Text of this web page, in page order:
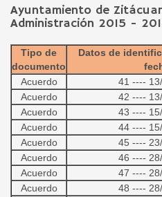
Ayuntamiento de
Administración 2015 -
Tipo de
documento
Datos de
Acuerdo
41 ----
Acuerdo
42 ----
Acuerdo
43 ----
Acuerdo
44 ----
Acuerdo
45 ----
Acuerdo
46 ----
Acuerdo
47 ----
Acuerdo
48 ----